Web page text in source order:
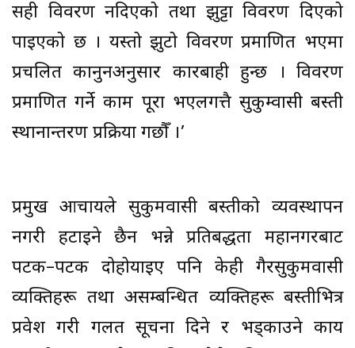
सही विवरण नदिएको तथा झुट्टा विवरण दिएको
पाइएको छ । यस्तो झुटो विवरण प्रमाणित भएमा
प्रचलित कानुनअनुसार कारबाही हुन्छ । विवरण
प्रमाणित गर्ने काम पूरा भएलगत्तै सुकुम्वासी बस्ती
स्थानान्तरण प्रक्रिया गछौँ ।’
प्रमुख आचार्यले सुकुमवासी बस्तीको व्यवस्थापन
नगरी हटाइने छैन भन्ने प्रतिबद्धता महानगरबाट
पटक–पटक दोहोर्याइए पनि केही गैरसुकुमवासी
व्यक्तिहरू तथा असम्बन्धित व्यक्तिहरू बस्तीभित्र
प्रवेश गरी गलत सूचना दिने र भड्काउने कार्य